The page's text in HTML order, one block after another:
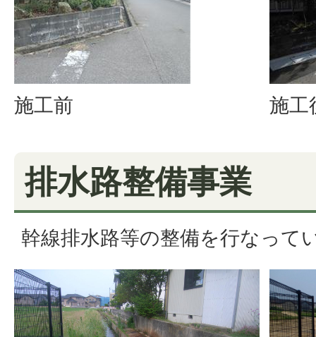
施工前 施工
排水路整備事業
幹線排水路等の整備を行なって